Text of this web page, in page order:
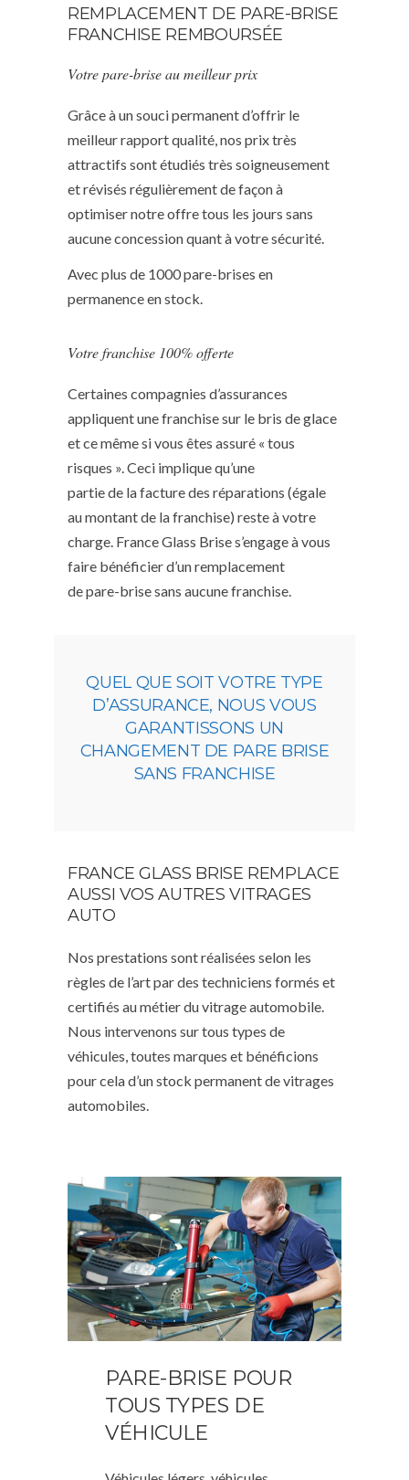
REMPLACEMENT DE PARE-BRISE
FRANCHISE REMBOURSÉE
Votre pare-brise au meilleur prix
Grâce à un souci permanent d’offrir le
meilleur rapport qualité, nos prix très
attractifs sont étudiés très soigneusement
et révisés régulièrement de façon à
optimiser notre offre tous les jours sans
aucune concession quant à votre sécurité.
Avec plus de 1000 pare-brises en
permanence en stock.
Votre franchise 100% offerte
Certaines compagnies d’assurances
appliquent une franchise sur le bris de glace
et ce même si vous êtes assuré « tous
risques ». Ceci implique qu’une
partie de la facture des réparations (égale
au montant de la franchise) reste à votre
charge. France Glass Brise s’engage à vous
faire bénéficier d’un remplacement
de pare-brise sans aucune franchise.
QUEL QUE SOIT VOTRE TYPE
D’ASSURANCE, NOUS VOUS
GARANTISSONS UN
CHANGEMENT DE PARE BRISE
SANS FRANCHISE
FRANCE GLASS BRISE REMPLACE
AUSSI VOS AUTRES VITRAGES
AUTO
Nos prestations sont réalisées selon les
règles de l’art par des techniciens formés et
certifiés au métier du vitrage automobile.
Nous intervenons sur tous types de
véhicules, toutes marques et bénéficions
pour cela d’un stock permanent de vitrages
automobiles.
PARE-BRISE POUR
TOUS TYPES DE
VÉHICULE